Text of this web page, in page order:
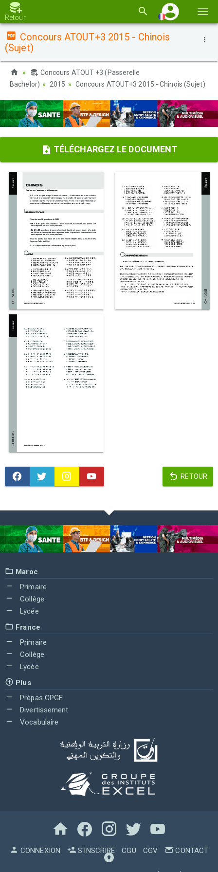
la
Retour
Concours ATOUT+3 2015 - Chinois
(Sujet)
Concours ATOUT +3 (Passerelle
Bachelor)
2015 Concours ATOUT+3 2015 - Chinois (Sujet)
TÉLÉCHARGEZ LE DOCUMENT
RETOUR
Maroc
Primaire
Collège
Lycée
France
Primaire
Collège
Lycée
Plus
Prépas CPGE
Divertissement
Vocabulaire
CONNEXION S'INSCRIRE CGU CGV CONTACT